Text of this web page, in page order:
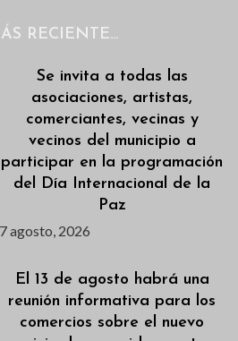
RECIENTE…
Se invita a todas las
asociaciones, artistas,
comerciantes, vecinas y
vecinos del municipio a
participar en la programación
del Día Internacional de la
Paz
7 agosto, 2026
El 13 de agosto habrá una
reunión informativa para los
comercios sobre el nuevo